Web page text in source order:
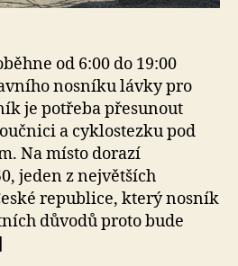
od 6:00 do 19:00
nosníku lávky pro
je potřeba přesunout
a cyklostezku pod
Na místo dorazí
jeden z největších
republice, který nosník
důvodů proto bude